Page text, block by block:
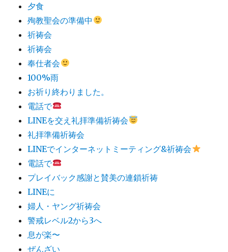
夕食
殉教聖会の準備中
祈祷会
祈祷会
奉仕者会
100%雨
お祈り終わりました。
電話で
LINEを交え礼拝準備祈祷会
礼拝準備祈祷会
LINEでインターネットミーティング&祈祷会
電話で
プレイバック感謝と賛美の連鎖祈祷
LINEに
婦人・ヤング祈祷会
警戒レベル2から3へ
息が楽〜
ぜんざい